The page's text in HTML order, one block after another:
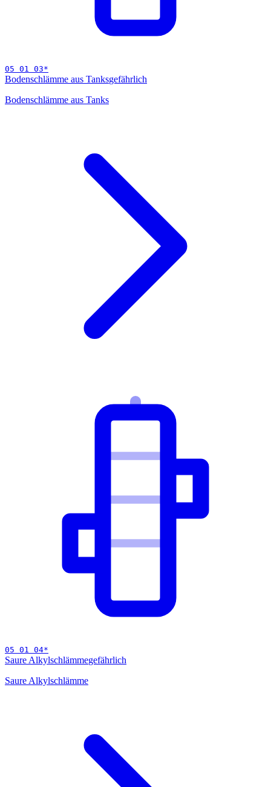
05 01 03*
Bodenschlämme aus Tanksgefährlich
Bodenschlämme aus Tanks
05 01 04*
Saure Alkylschlämmegefährlich
Saure Alkylschlämme